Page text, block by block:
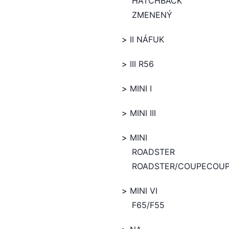
ZMENENÝ
II NÁFUK
III R56
MINI I
MINI III
MINI
ROADSTER
ROADSTER/
MINI VI
F65/F55